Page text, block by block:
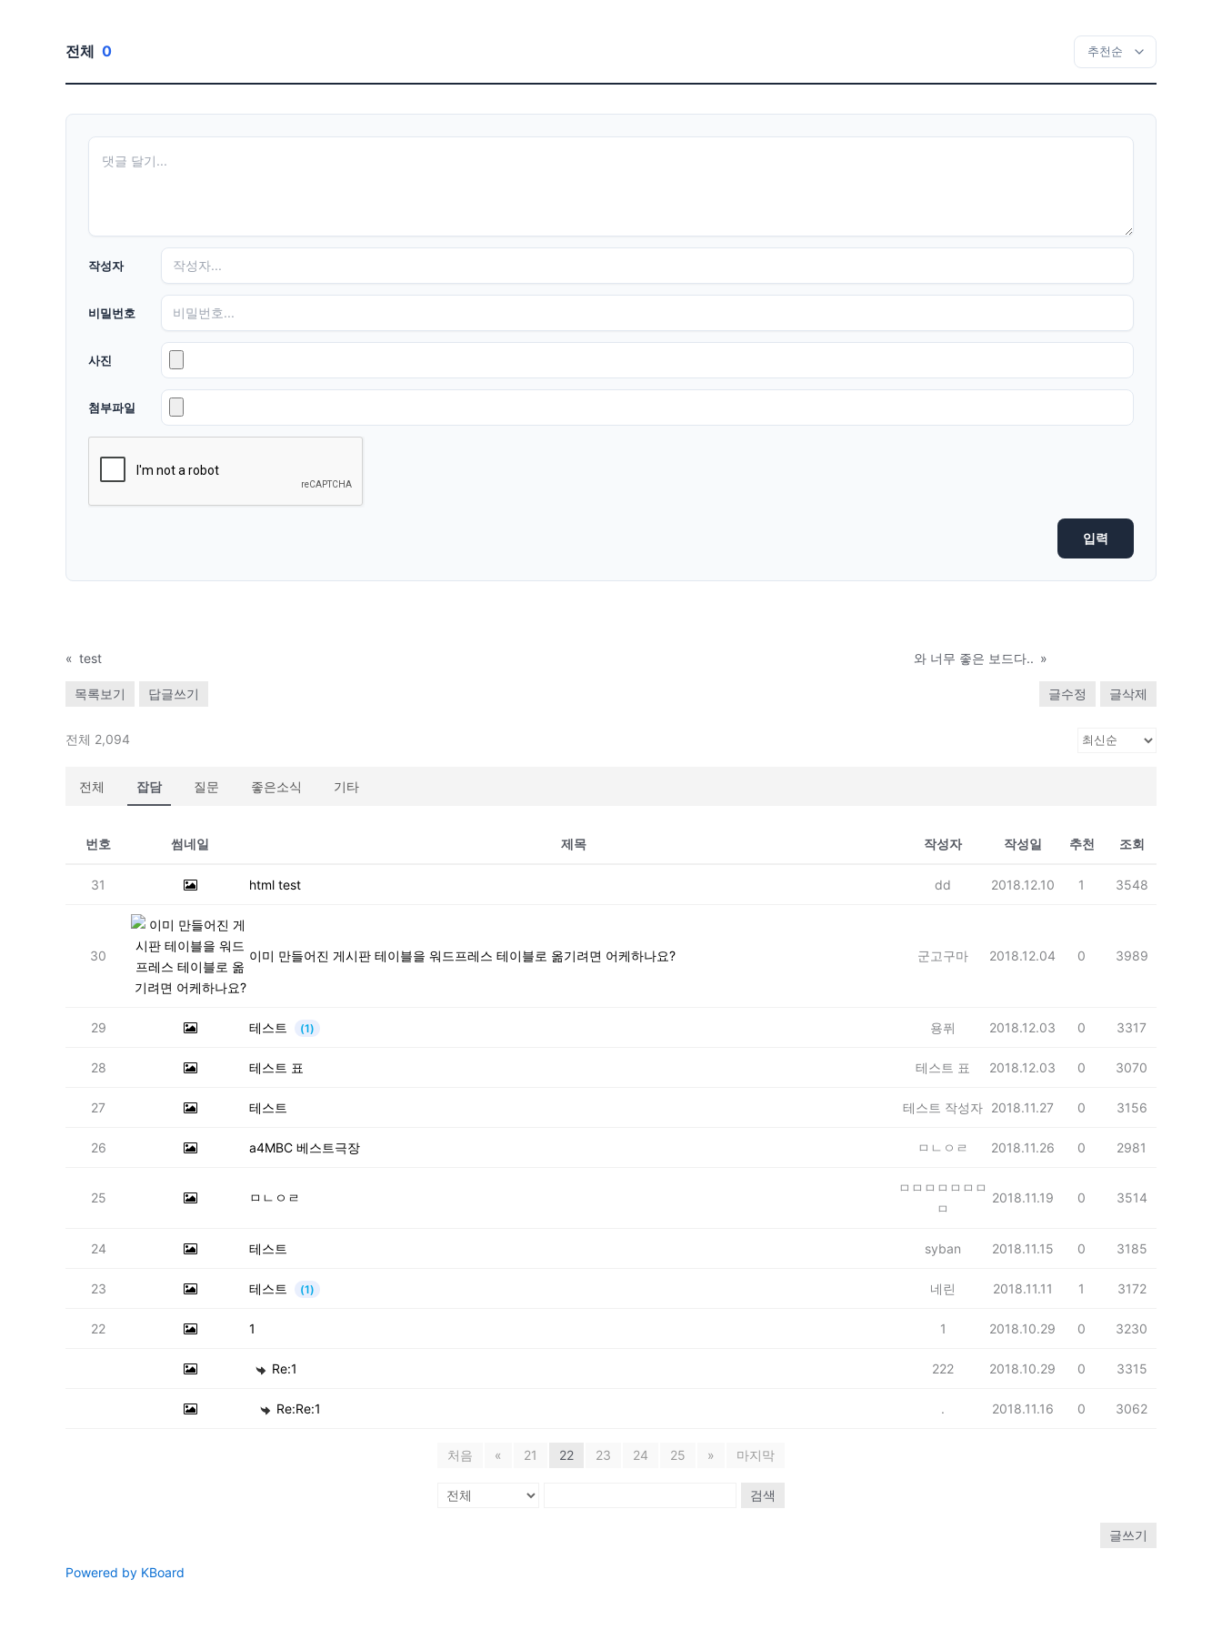
전체 0
작성자
비밀번호
사진
첨부파일
« test 와 너무 좋은 보드다.. »
목록보기 답글쓰기 글수정 글삭제
전체 2,094
전체 잡담 질문 좋은소식 기타
번호 썸네일 제목 작성자 작성일 추천 조회
31 html test dd 2018.12.10 1 3548
30 이미 만들어진 게시판 테이블을 워드프레스 테이블로 옮기려면 어케하나요? 군고구마 2018.12.04 0 3989
29 테스트 (1) 용퓌 2018.12.03 0 3317
28 테스트 표 테스트 표 2018.12.03 0 3070
27 테스트 테스트 작성자 2018.11.27 0 3156
26 a4MBC 베스트극장 ㅁㄴㅇㄹ 2018.11.26 0 2981
25 ㅁㄴㅇㄹ
ㅁㅁㅁㅁㅁㅁㅁ
ㅁ
2018.11.19 0 3514
24 테스트 syban 2018.11.15 0 3185
23 테스트 (1) 네린 2018.11.11 1 3172
22 1 1 2018.10.29 0 3230
Re:1 222 2018.10.29 0 3315
Re:Re:1 . 2018.11.16 0 3062
처음 « 21 22 23 24 25 » 마지막
검색
글쓰기
Powered by KBoard